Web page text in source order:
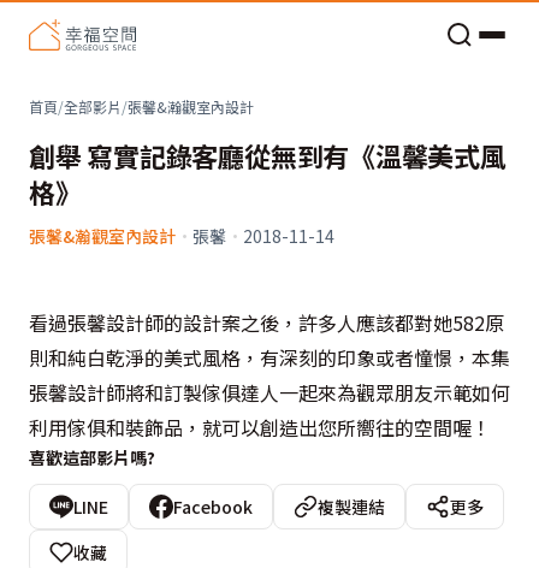
首頁/全部影片/張馨&瀚觀室內設計
創舉 寫實記錄客廳從無到有《溫馨美式風
格》
張馨&瀚觀室內設計 · 張馨 · 2018-11-14
看過張馨設計師的設計案之後，許多人應該都對她582原
則和純白乾淨的美式風格，有深刻的印象或者憧憬，本集
張馨設計師將和訂製傢俱達人一起來為觀眾朋友示範如何
利用傢俱和裝飾品，就可以創造出您所嚮往的空間喔！
喜歡這部影片嗎?
LINE Facebook 複製連結
更多
收藏